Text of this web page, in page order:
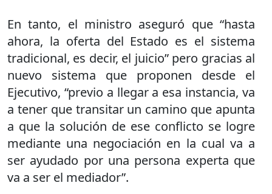
En tanto, el ministro aseguró que “hasta
ahora, la oferta del Estado es el sistema
tradicional, es decir, el juicio” pero gracias al
nuevo sistema que proponen desde el
Ejecutivo, “previo a llegar a esa instancia, va
a tener que transitar un camino que apunta
a que la solución de ese conflicto se logre
mediante una negociación en la cual va a
ser ayudado por una persona experta que
va a ser el mediador”.